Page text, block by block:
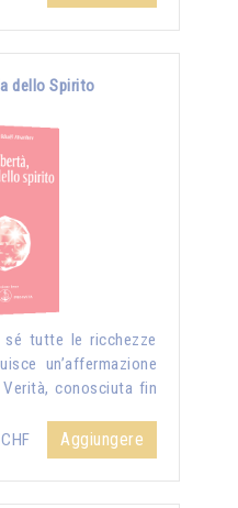
dello Spirito
sé tutte le ricchezze
un’affermazione
conosciuta fin
Aggiungere